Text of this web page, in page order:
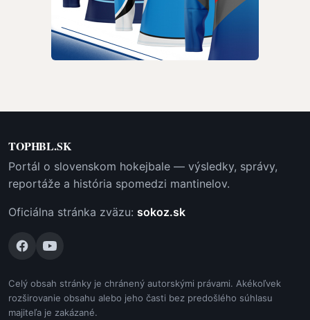
TOPHBL.SK
Portál o slovenskom hokejbale — výsledky, správy,
reportáže a história spomedzi mantinelov.
Oficiálna stránka zväzu: sokoz.sk
Celý obsah stránky je chránený autorskými právami. Akékoľvek
rozširovanie obsahu alebo jeho časti bez predošlého súhlasu
majiteľa je zakázané.